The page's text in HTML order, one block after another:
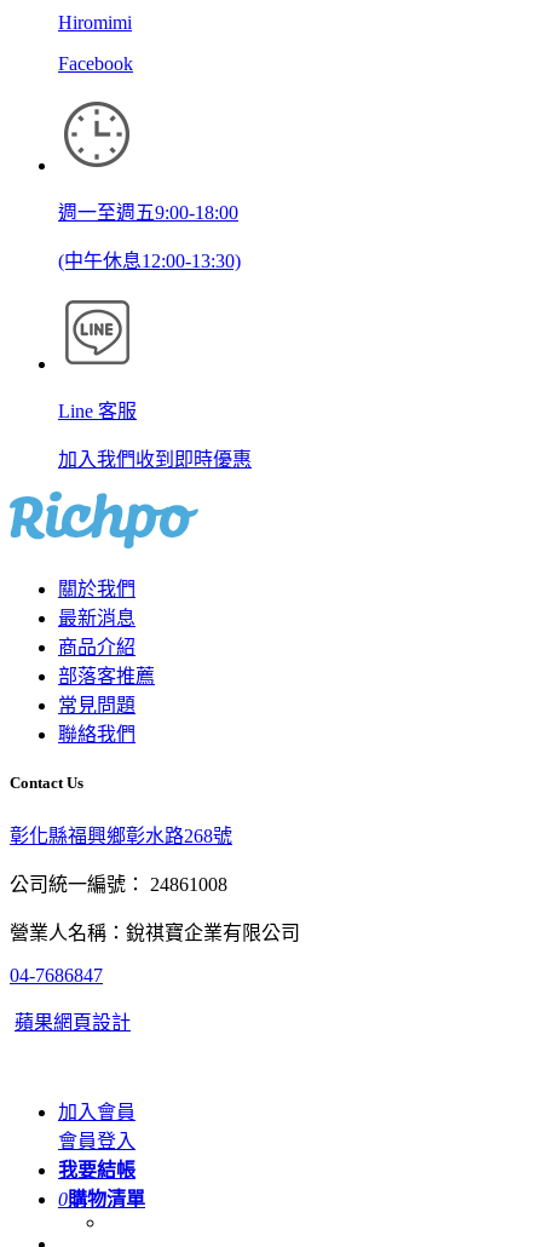
Hiromimi
Facebook
週一至週五9:00-18:00
(中午休息12:00-13:30)
Line 客服
加入我們收到即時優惠
關於我們
最新消息
商品介紹
部落客推薦
常見問題
聯絡我們
Contact Us
彰化縣福興鄉彰水路268號
公司統一編號： 24861008
營業人名稱：銳祺寶企業有限公司
04-7686847
蘋果網頁設計
加入會員
會員登入
我要結帳
0購物清單